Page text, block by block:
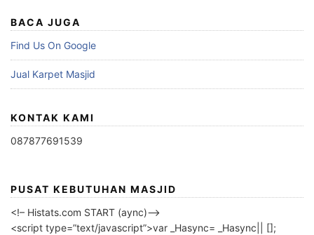
BACA JUGA
Find Us On Google
Jual Karpet Masjid
KONTAK KAMI
087877691539
PUSAT KEBUTUHAN MASJID
<!– Histats.com START (aync)–>
<script type=”text/javascript”>var _Hasync= _Hasync|| [];